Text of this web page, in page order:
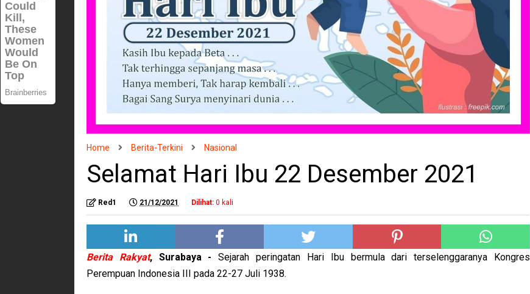
Home Berita-Terkini Nasional
Selamat Hari Ibu 22 Desember 2021
Red1 21/12/2021 Dilihat: 0 kali
Berita Rakyat, Surabaya -Sejarah peringatan Hari Ibu bermula dari terselenggaranya Kongres
Perempuan Indonesia III pada 22-27 Juli 1938.